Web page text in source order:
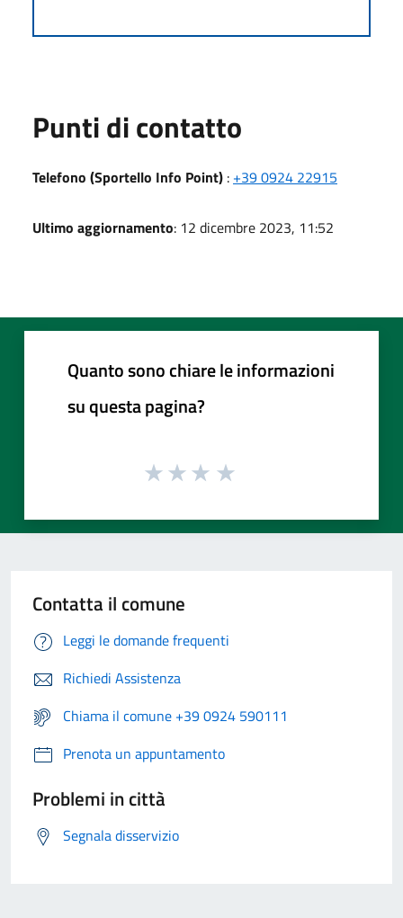
Punti di contatto
Telefono (Sportello Info Point) : +39 0924 22915
Ultimo aggiornamento: 12 dicembre 2023, 11:52
Quanto sono chiare le informazioni
su questa pagina?
Contatta il comune
Leggi le domande frequenti
Richiedi Assistenza
Chiama il comune +39 0924 590111
Prenota un appuntamento
Problemi in città
Segnala disservizio